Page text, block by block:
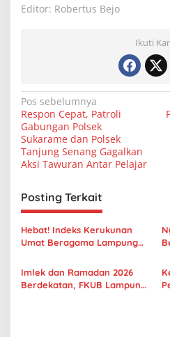
Editor: Robertus Bejo
Ikuti
N
a
v
i
a
s
i
o
Pos sebelumnya
Respon Cepat, Patroli
Gabungan Polsek
Sukarame dan Polsek
Tanjung Senang Gagalkan
Aksi Tawuran Antar Pelajar
Posting Terkait
Hebat! Indeks Kerukunan
Umat Beragama Lampung
Nasional, Masuk Kategori
Sangat Tinggi
Imlek dan Ramadan 2026
Berdekatan, FKUB Lampung